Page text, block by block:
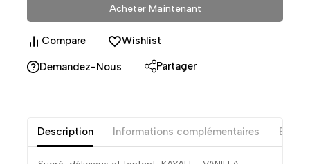
Acheter Maintenant
Compare Wishlist
Demandez-Nous Partager
Description Informations complémentaires